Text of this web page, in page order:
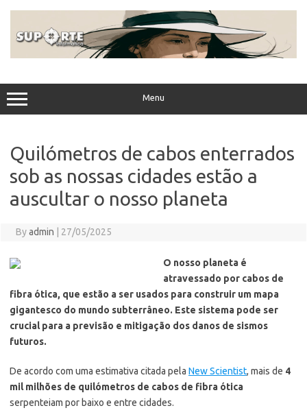
Menu
Quilómetros de cabos enterrados
sob as nossas cidades estão a
auscultar o nosso planeta
Byadmin 27/05/2025
O nosso planeta é
atravessado por cabos de
fibra ótica, que estão a ser usados para construir um mapa
gigantesco do mundo subterrâneo. Este sistema pode ser
crucial para a previsão e mitigação dos danos de sismos
futuros.
De acordo com uma estimativa citada pela New Scientist, mais de 4
mil milhões de quilómetros de cabos de fibra ótica
serpenteiam por baixo e entre cidades.